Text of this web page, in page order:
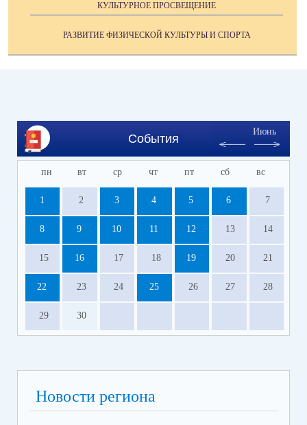
КУЛЬТУРНОЕ ПРОСВЕЩЕНИЕ
РАЗВИТИЕ ФИЗИЧЕСКОЙ КУЛЬТУРЫ И СПОРТА
События
Июнь
пн вт ср чт пт сб вс
1 2 3 4 5 6 7
8 9 10 11 12 13 14
15 16 17 18 19 20 21
22 23 24 25 26 27 28
29 30
Новости региона